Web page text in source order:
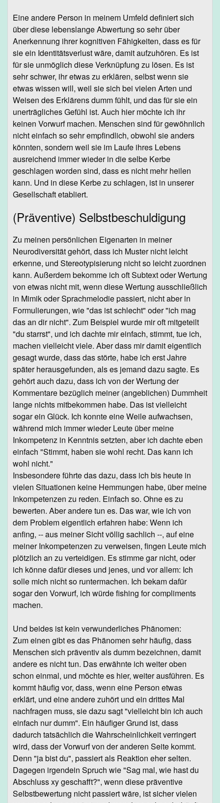
Eine andere Person in meinem Umfeld definiert sich
über diese lebenslange Abwertung so sehr über
Anerkennung ihrer kognitiven Fähigkeiten, dass es für
sie ein Identitätsverlust wäre, damit aufzuhören. Es ist
für sie unmöglich diese Verknüpfung zu lösen. Es ist
sehr schwer, ihr etwas zu erklären, selbst wenn sie
etwas wissen will, weil sie sich bei vielen Arten und
Weisen des Erklärens dumm fühlt, und das für sie ein
unerträgliches Gefühl ist. Auch hier möchte ich ihr
keinen Vorwurf machen. Menschen sind für gewöhnlich
nicht einfach so sehr empfindlich, obwohl sie anders
könnten, sondern weil sie im Laufe ihres Lebens
ausreichend immer wieder in die selbe Kerbe
geschlagen worden sind, dass es nicht mehr heilen
kann. Und in diese Kerbe zu schlagen, ist in unserer
Gesellschaft etabliert.
(Präventive) Selbstbeschuldigung
Zu meinen persönlichen Eigenarten in meiner
Neurodiversität gehört, dass ich Muster nicht leicht
erkenne, und Stereotypisierung nicht so leicht zuordnen
kann. Außerdem bekomme ich oft Subtext oder Wertung
von etwas nicht mit, wenn diese Wertung ausschließlich
in Mimik oder Sprachmelodie passiert, nicht aber in
Formulierungen, wie "das ist schlecht" oder "ich mag
das an dir nicht". Zum Beispiel wurde mir oft mitgeteilt
"du starrst", und ich dachte mir einfach, stimmt, tue ich,
machen vielleicht viele. Aber dass mir damit eigentlich
gesagt wurde, dass das störte, habe ich erst Jahre
später herausgefunden, als es jemand dazu sagte. Es
gehört auch dazu, dass ich von der Wertung der
Kommentare bezüglich meiner (angeblichen) Dummheit
lange nichts mitbekommen habe. Das ist vielleicht
sogar ein Glück. Ich konnte eine Weile aufwachsen,
während mich immer wieder Leute über meine
Inkompetenz in Kenntnis setzten, aber ich dachte eben
einfach "Stimmt, haben sie wohl recht. Das kann ich
wohl nicht."
Insbesondere führte das dazu, dass ich bis heute in
vielen Situationen keine Hemmungen habe, über meine
Inkompetenzen zu reden. Einfach so. Ohne es zu
bewerten. Aber andere tun es. Das war, wie ich von
dem Problem eigentlich erfahren habe: Wenn ich
anfing, -- aus meiner Sicht völlig sachlich --, auf eine
meiner Inkompetenzen zu verweisen, fingen Leute mich
plötzlich an zu verteidigen. Es stimme gar nicht, oder
ich könne dafür dieses und jenes, und vor allem: Ich
solle mich nicht so runtermachen. Ich bekam dafür
sogar den Vorwurf, ich würde fishing for compliments
machen.
Und beides ist kein verwunderliches Phänomen:
Zum einen gibt es das Phänomen sehr häufig, dass
Menschen sich präventiv als dumm bezeichnen, damit
andere es nicht tun. Das erwähnte ich weiter oben
schon einmal, und möchte es hier, weiter ausführen. Es
kommt häufig vor, dass, wenn eine Person etwas
erklärt, und eine andere zuhört und ein drittes Mal
nachfragen muss, sie dazu sagt "vielleicht bin ich auch
einfach nur dumm". Ein häufiger Grund ist, dass
dadurch tatsächlich die Wahrscheinlichkeit verringert
wird, dass der Vorwurf von der anderen Seite kommt.
Denn "ja bist du", passiert als Reaktion eher selten.
Dagegen irgendein Spruch wie "Sag mal, wie hast du
Abschluss xy geschafft?", wenn diese präventive
Selbstbewertung nicht passiert wäre, ist sicher vielen